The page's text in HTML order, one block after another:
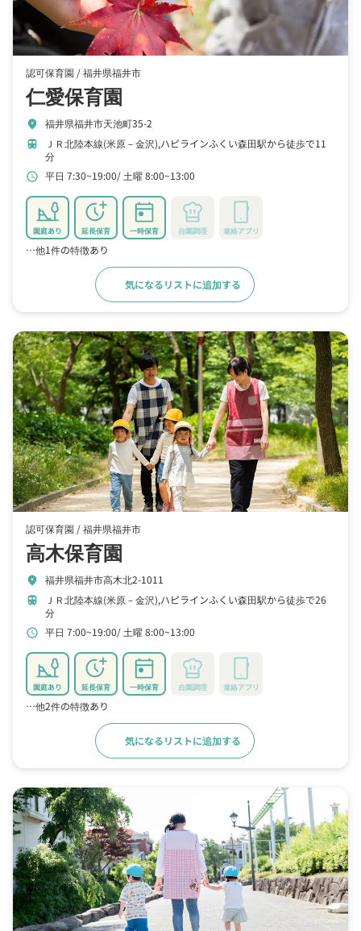
認可保育園 /福井県福井市
仁愛保育園
location_on 福井県福井市天池町35-2
train
ＪＲ北陸本線(米原－金沢),ハピラインふくい森田駅から徒歩で11
分
schedule 平日 7:30~19:00 土曜 8:00~13:00
園庭あり 延長保育 一時保育 自園調理 連絡アプリ
…他1件の特徴あり
気になるリストに追加する
認可保育園 /福井県福井市
高木保育園
location_on 福井県福井市高木北2-1011
train
ＪＲ北陸本線(米原－金沢),ハピラインふくい森田駅から徒歩で26
分
schedule 平日 7:00~19:00 土曜 8:00~13:00
園庭あり 延長保育 一時保育 自園調理 連絡アプリ
…他2件の特徴あり
気になるリストに追加する